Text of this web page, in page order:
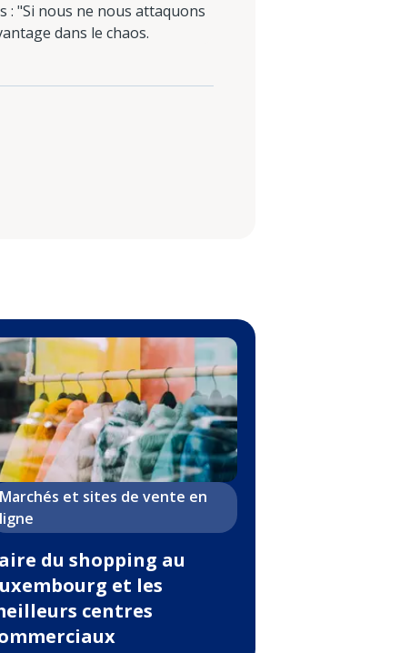
: "Si nous ne nous attaquons
dans le chaos.
Marchés et sites de vente en
ligne
du shopping au
et les
centres